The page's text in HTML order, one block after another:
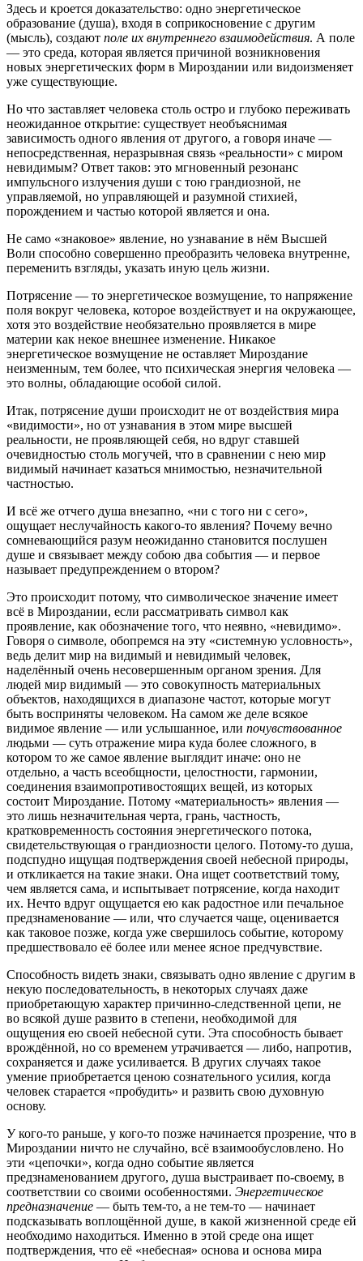
Здесь и кроется доказательство: одно энергетическое
образование (душа), входя в соприкосновение с другим
(мысль), создают поле их внутреннего взаимодействия. А поле
— это среда, которая является причиной возникновения
новых энергетических форм в Мироздании или видоизменяет
уже существующие.
Но что заставляет человека столь остро и глубоко переживать
неожиданное открытие: существует необъяснимая
зависимость одного явления от другого, а говоря иначе —
непосредственная, неразрывная связь «реальности» с миром
невидимым? Ответ таков: это мгновенный резонанс
импульсного излучения души с тою грандиозной, не
управляемой, но управляющей и разумной стихией,
порождением и частью которой является и она.
Не само «знаковое» явление, но узнавание в нём Высшей
Воли способно совершенно преобразить человека внутренне,
переменить взгляды, указать иную цель жизни.
Потрясение — то энергетическое возмущение, то напряжение
поля вокруг человека, которое воздействует и на окружающее,
хотя это воздействие необязательно проявляется в мире
материи как некое внешнее изменение. Никакое
энергетическое возмущение не оставляет Мироздание
неизменным, тем более, что психическая энергия человека —
это волны, обладающие особой силой.
Итак, потрясение души происходит не от воздействия мира
«видимости», но от узнавания в этом мире высшей
реальности, не проявляющей себя, но вдруг ставшей
очевидностью столь могучей, что в сравнении с нею мир
видимый начинает казаться мнимостью, незначительной
частностью.
И всё же отчего душа внезапно, «ни с того ни с сего»,
ощущает неслучайность какого-то явления? Почему вечно
сомневающийся разум неожиданно становится послушен
душе и связывает между собою два события — и первое
называет предупреждением о втором?
Это происходит потому, что символическое значение имеет
всё в Мироздании, если рассматривать символ как
проявление, как обозначение того, что неявно, «невидимо».
Говоря о символе, обопремся на эту «системную условность»,
ведь делит мир на видимый и невидимый человек,
наделённый очень несовершенным органом зрения. Для
людей мир видимый — это совокупность материальных
объектов, находящихся в диапазоне частот, которые могут
быть восприняты человеком. На самом же деле всякое
видимое явление — или услышанное, или почувствованное
людьми — суть отражение мира куда более сложного, в
котором то же самое явление выглядит иначе: оно не
отдельно, а часть всеобщности, целостности, гармонии,
соединения взаимопротивостоящих вещей, из которых
состоит Мироздание. Потому «материальность» явления —
это лишь незначительная черта, грань, частность,
кратковременность состояния энергетического потока,
свидетельствующая о грандиозности целого. Потому-то душа,
подспудно ищущая подтверждения своей небесной природы,
и откликается на такие знаки. Она ищет соответствий тому,
чем является сама, и испытывает потрясение, когда находит
их. Нечто вдруг ощущается ею как радостное или печальное
предзнаменование — или, что случается чаще, оценивается
как таковое позже, когда уже свершилось событие, которому
предшествовало её более или менее ясное предчувствие.
Способность видеть знаки, связывать одно явление с другим в
некую последовательность, в некоторых случаях даже
приобретающую характер причинно-следственной цепи, не
во всякой душе развито в степени, необходимой для
ощущения ею своей небесной сути. Эта способность бывает
врождённой, но со временем утрачивается — либо, напротив,
сохраняется и даже усиливается. В других случаях такое
умение приобретается ценою сознательного усилия, когда
человек старается «пробудить» и развить свою духовную
основу.
У кого-то раньше, у кого-то позже начинается прозрение, что в
Мироздании ничто не случайно, всё взаимообусловлено. Но
эти «цепочки», когда одно событие является
предзнаменованием другого, душа выстраивает по-своему, в
соответствии со своими особенностями. Энергетическое
предназначение — быть тем-то, а не тем-то — начинает
подсказывать воплощённой душе, в какой жизненной среде ей
необходимо находиться. Именно в этой среде она ищет
подтверждения, что её «небесная» основа и основа мира